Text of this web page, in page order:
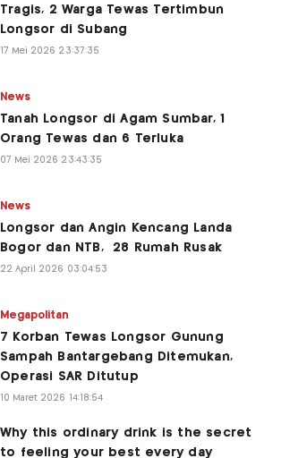
Tragis, 2 Warga Tewas Tertimbun
Longsor di Subang
17 Mei 2026 23:37:35
News
Tanah Longsor di Agam Sumbar, 1
Orang Tewas dan 6 Terluka
07 Mei 2026 23:43:35
News
Longsor dan Angin Kencang Landa
Bogor dan NTB, 28 Rumah Rusak
22 April 2026 03:04:53
Megapolitan
7 Korban Tewas Longsor Gunung
Sampah Bantargebang Ditemukan,
Operasi SAR Ditutup
10 Maret 2026 14:18:54